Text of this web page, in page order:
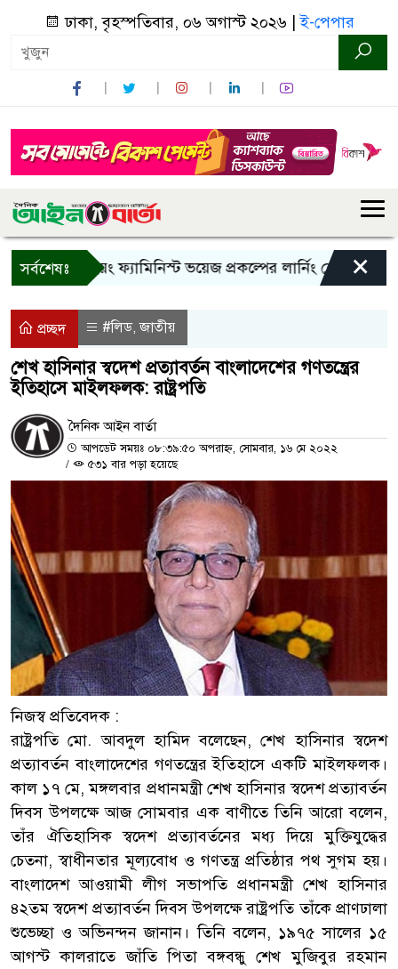
ঢাকা, বৃহস্পতিবার, ০৬ অগাস্ট ২০২৬ |ই-পেপার
সর্বশেষঃইয়ং ফ্যামিনিস্ট ভয়েজ প্রকল্পের লার্নিং শেয়ারিং ×
প্রচ্ছদ #লিড,জাতীয়
শেখ হাসিনার স্বদেশ প্রত্যাবর্তন বাংলাদেশের গণতন্ত্রের
ইতিহাসে মাইলফলক: রাষ্ট্রপতি
দৈনিক আইন বার্তা
আপডেট সময়ঃ ০৮:৩৯:৫০ অপরাহ্ন, সোমবার, ১৬ মে ২০২২
/
৫৩১ বার পড়া হয়েছে
নিজস্ব প্রতিবেদক :
রাষ্ট্রপতি মো. আবদুল হামিদ বলেছেন, শেখ হাসিনার স্বদেশ
প্রত্যাবর্তন বাংলাদেশের গণতন্ত্রের ইতিহাসে একটি মাইলফলক।
কাল ১৭ মে, মঙ্গলবার প্রধানমন্ত্রী শেখ হাসিনার স্বদেশ প্রত্যাবর্তন
দিবস উপলক্ষে আজ সোমবার এক বাণীতে তিনি আরো বলেন,
তাঁর ঐতিহাসিক স্বদেশ প্রত্যাবর্তনের মধ্য দিয়ে মুক্তিযুদ্ধের
চেতনা, স্বাধীনতার মূল্যবোধ ও গণতন্ত্র প্রতিষ্ঠার পথ সুগম হয়।
বাংলাদেশ আওয়ামী লীগ সভাপতি প্রধানমন্ত্রী শেখ হাসিনার
৪২তম স্বদেশ প্রত্যাবর্তন দিবস উপলক্ষে রাষ্ট্রপতি তাঁকে প্রাণঢালা
শুভেচ্ছা ও অভিনন্দন জানান। তিনি বলেন, ১৯৭৫ সালের ১৫
আগস্ট কালরাতে জাঁতি পিতা বঙ্গবন্ধু শেখ মুজিবুর রহমান